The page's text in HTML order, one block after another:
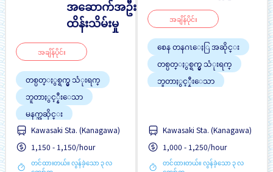
အဆောက်အဦး
ထိန်းသိမ်းမှု
အချိန်ပိုင်း
တစ္ပတ္ႏွစ္ရက္မွ သံုးရက္
ဘူတာႏွင့္နီးေသာ
မနက္အဆိုင္း
လမ္းစရိတ္ေပးသည္
အလုပ္အေတြ႕အၾကံဳရွိရန္မ
လို
အလုပ္ခ်ိန္နည္းေသာ
Kawasaki Sta. (Kanagawa)
1,150 - 1,150/hour
တင်ထားတယ်။ လွန်ခဲ့သော ၃ လ
အချိန်ပိုင်း
စေန တနဂၤေႏြ အဆိုင္း
တစ္ပတ္ႏွစ္ရက္မွ သံုးရက္
ဘူတာႏွင့္နီးေသာ
Kawasaki Sta. (Kanagawa)
1,000 - 1,250/hour
တင်ထားတယ်။ လွန်ခဲ့သော ၃ လ